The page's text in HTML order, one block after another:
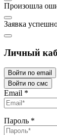
Произошла
Заявка
Личный
Войти по email
Войти по смс
Email *
Пароль *